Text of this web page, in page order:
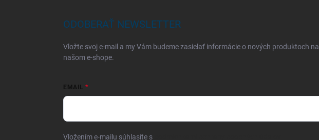
ODOBERAŤ NEWSLETTER
Vložte svoj e-mail a my Vám budeme zasielať informácie o nových produktoch na
našom e-shope.
EMAIL
Vložením e-mailu súhlasíte s